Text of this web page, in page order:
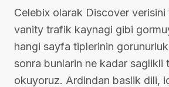
Celebix olarak Discover
vanity trafik kaynagi gibi
hangi sayfa tiplerinin
sonra bunlarin ne kadar saglikli
okuyoruz. Ardindan baslik dili,